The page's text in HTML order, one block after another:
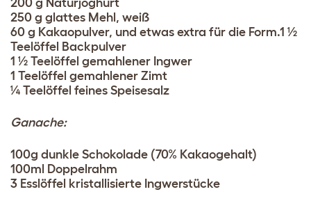
250 g glattes Mehl, weiß
60 g Kakaopulver, und etwas extra für die Form.1 ½
Teelöffel Backpulver
1 ½ Teelöffel gemahlener Ingwer
1 Teelöffel gemahlener Zimt
¼ Teelöffel feines Speisesalz
Ganache:
100g dunkle Schokolade (70% Kakaogehalt)
100ml Doppelrahm
3 Esslöffel kristallisierte Ingwerstücke